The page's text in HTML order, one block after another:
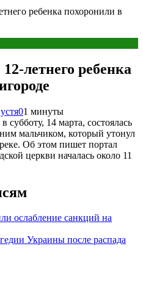
ребенка похоронили в
летнего ребенка
01 минуты
14 марта, состоялась
мальчиком, который утонул
Об этом пишет портал
церкви началась около 11
ослабление санкций на
Украины после распада